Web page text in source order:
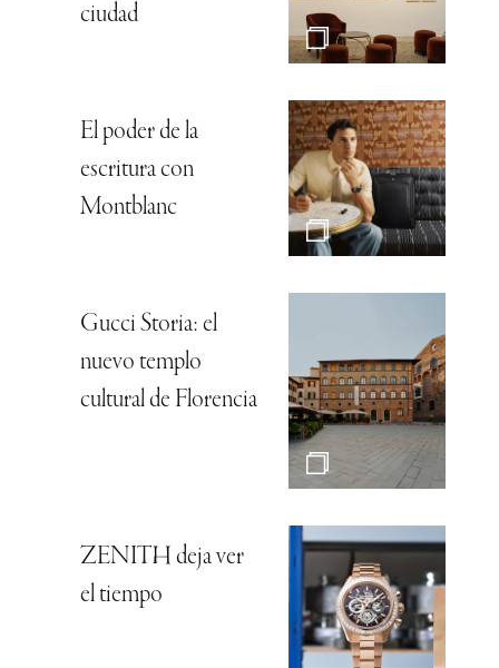
ciudad
El poder de la
escritura con
Montblanc
Gucci Storia: el
nuevo templo
cultural de Florencia
ZENITH deja ver
el tiempo